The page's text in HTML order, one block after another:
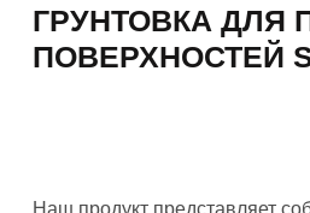
ГРУНТОВКА ДЛЯ
ПОВЕРХНОСТЕЙ
Наш продукт представляет